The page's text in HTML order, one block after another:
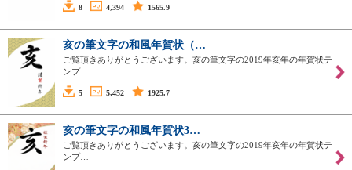
8 4,394 1565.9
亥の筆文字の和風年賀状（…
ご覧頂きありがとうございます。亥の筆文字の2019年亥年の年賀状テ
ンプ…
5 5,452 1925.7
亥の筆文字の和風年賀状3…
ご覧頂きありがとうございます。亥の筆文字の2019年亥年の年賀状テ
ンプ…